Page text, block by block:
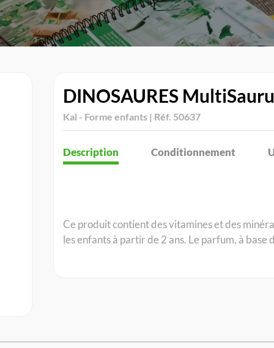
DINOSAURES
Kal - Forme enfants | Réf. 50637
Description Conditionnement
Ce produit contient des vitamines et des
les enfants à partir de 2 ans. Le parfum, à